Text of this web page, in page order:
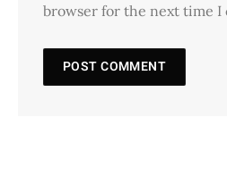
browser for the next time I